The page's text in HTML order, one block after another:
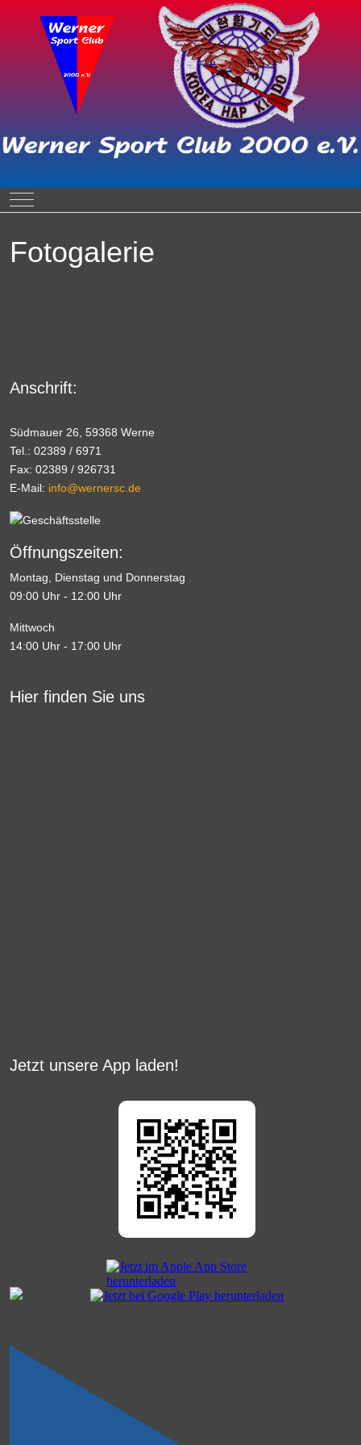
Mobile Menu Toggle
Fotogalerie
Anschrift:
Südmauer 26, 59368 Werne
Tel.: 02389 / 6971
Fax: 02389 / 926731
E-Mail: info@wernersc.de
Öffnungszeiten:
Montag, Dienstag und Donnerstag
09:00 Uhr - 12:00 Uhr
Mittwoch
14:00 Uhr - 17:00 Uhr
Hier finden Sie uns
Jetzt unsere App laden!